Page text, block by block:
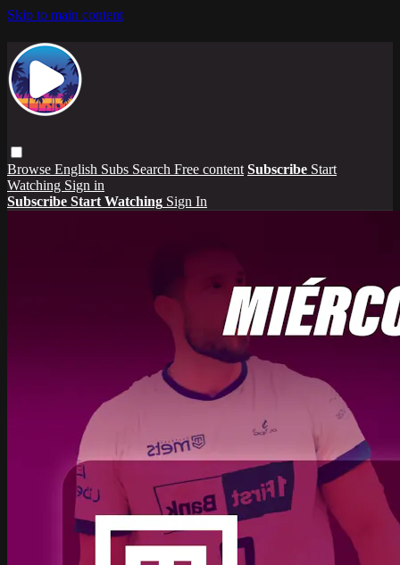
Skip to main content
Browse English Subs Search Free content Subscribe Start
Watching Sign in
Subscribe Start Watching Sign In